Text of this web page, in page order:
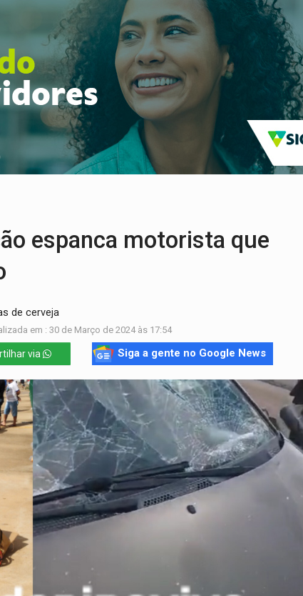
com a APAE para ampliar ações voltadas a PCD's
a drones durante exercício antiaéreo
do Oeste, CINEMAZÔNIA leva cinema amazônico a
sábado (8) de calor intenso e tempo firme
de espera, asfalto chega ao bairro Nova Esperança
na programação do Festival de Dança de Joinville
espanca motorista que
de cerveja
em : 30 de Março de 2024 às 17:54
via Siga a gente no Google News